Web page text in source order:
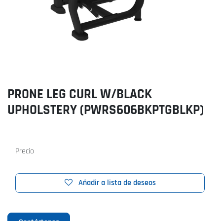
PRONE LEG CURL W/BLACK
UPHOLSTERY (PWRS606BKPTGBLKP)
Añadir a lista de deseos
Precio